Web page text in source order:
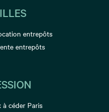
entrepôts
entrepôts
à céder Paris